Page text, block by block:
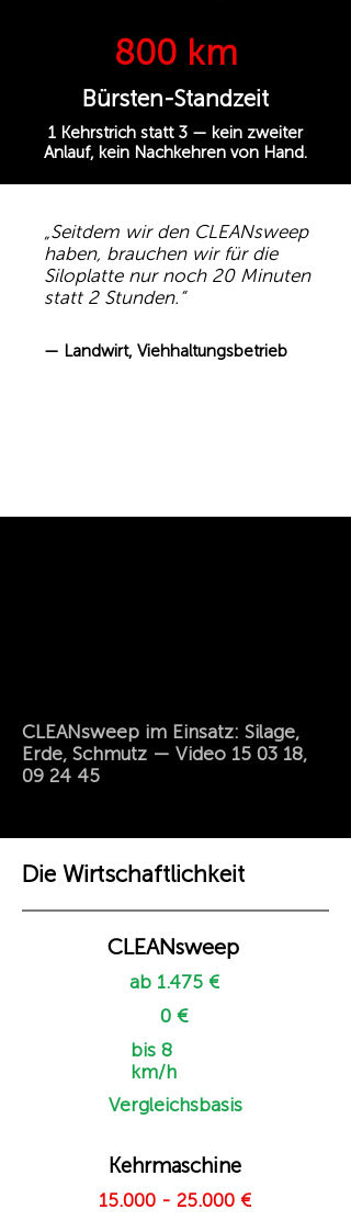
800 km
Bürsten-Standzeit
1 Kehrstrich statt 3 — kein zweiter
Anlauf, kein Nachkehren von Hand.
„Seitdem wir den CLEANsweep
haben, brauchen wir für die
Siloplatte nur noch 20 Minuten
statt 2 Stunden.“
— Landwirt, Viehhaltungsbetrieb
CLEANsweep im Einsatz: Silage,
Erde, Schmutz — Video 15 03 18,
09 24 45
Die Wirtschaftlichkeit
CLEANsweep
ab 1.475 €
0 €
bis 8
km/h
Vergleichsbasis
Kehrmaschine
15.000 - 25.000 €